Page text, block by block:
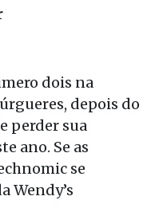
dois na
depois do
perder sua
ano. Se as
se
Wendy’s